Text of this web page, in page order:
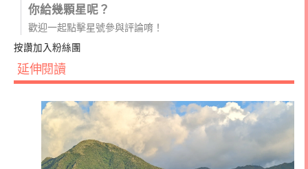
你給幾顆星呢？
歡迎一起點擊星號參與評論唷！
按讚加入粉絲團
延伸閱讀